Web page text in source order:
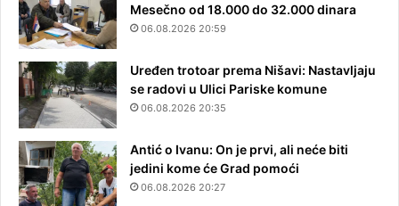
Mesečno od 18.000 do 32.000 dinara
06.08.2026 20:59
Uređen trotoar prema Nišavi: Nastavljaju
se radovi u Ulici Pariske komune
06.08.2026 20:35
Antić o Ivanu: On je prvi, ali neće biti
jedini kome će Grad pomoći
06.08.2026 20:27